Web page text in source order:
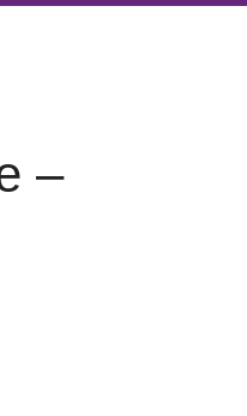
–